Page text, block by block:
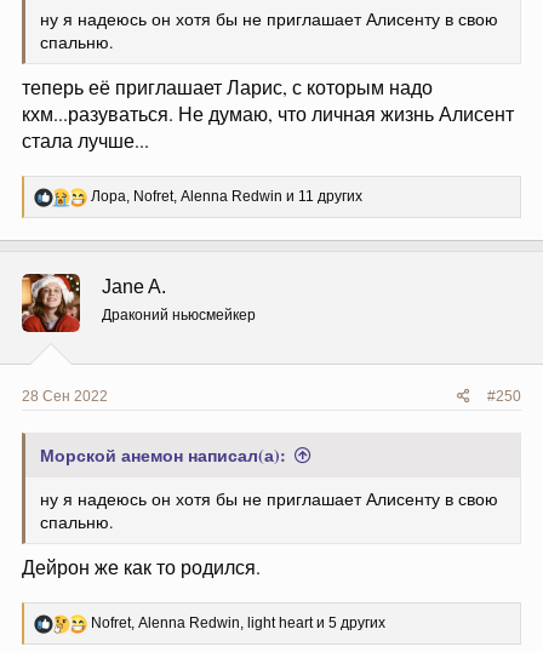
ну я надеюсь он хотя бы не приглашает Алисенту в свою
спальню.
теперь её приглашает Ларис, с которым надо
кхм...разуваться. Не думаю, что личная жизнь Алисент
стала лучше...
Р
е
Лора, Nofret, Alenna Redwin и 11 других
Jane A.
Драконий ньюсмейкер
28 Сен 2022 #250
Морской анемон написал(а):
ну я надеюсь он хотя бы не приглашает Алисенту в свою
спальню.
Дейрон же как то родился.
Р
е
Nofret, Alenna Redwin, light heartи 5 других